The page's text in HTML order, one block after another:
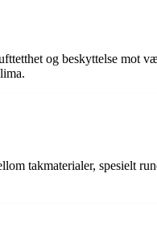
og beskyttelse
takmaterialer, spesielt